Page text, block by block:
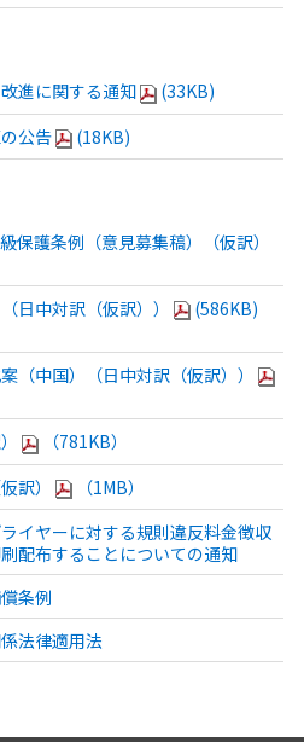
進に関する通知
(33KB)
公告
(18KB)
保護条例（意見募集稿）（仮訳）
日中対訳（仮訳））
(586KB)
（中国）（日中対訳（仮訳））
（781KB）
訳）
（1MB）
イヤーに対する規則違反料金徴収
配布することについての通知
条例
法律適用法